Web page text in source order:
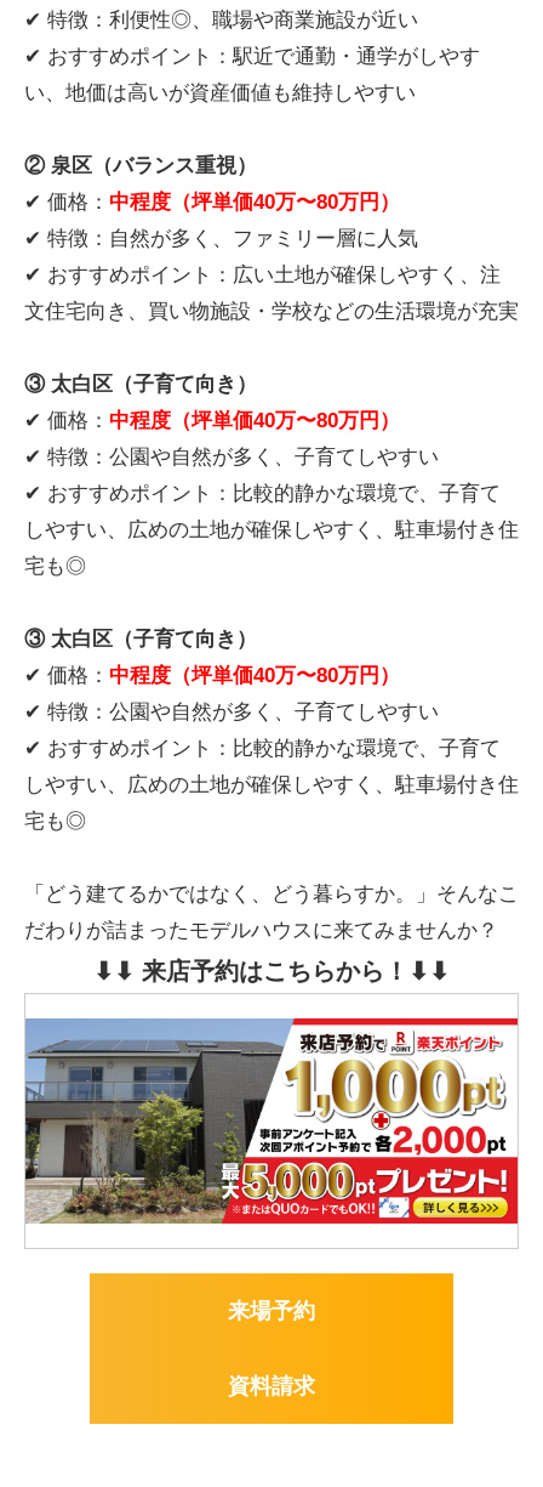
✔ 特徴：利便性◎、職場や商業施設が近い
✔ おすすめポイント：駅近で通勤・通学がしやす
い、地価は高いが資産価値も維持しやすい
② 泉区（バランス重視）
✔ 価格： 中程度（坪単価40万〜80万円）
✔ 特徴：自然が多く、ファミリー層に人気
✔ おすすめポイント：広い土地が確保しやすく、注
文住宅向き、買い物施設・学校などの生活環境が充実
③ 太白区（子育て向き）
✔ 価格： 中程度（坪単価40万〜80万円）
✔ 特徴：公園や自然が多く、子育てしやすい
✔ おすすめポイント：比較的静かな環境で、子育て
しやすい、広めの土地が確保しやすく、駐車場付き住
宅も◎
③ 太白区（子育て向き）
✔ 価格： 中程度（坪単価40万〜80万円）
✔ 特徴：公園や自然が多く、子育てしやすい
✔ おすすめポイント：比較的静かな環境で、子育て
しやすい、広めの土地が確保しやすく、駐車場付き住
宅も◎
「どう建てるかではなく、どう暮らすか。」そんなこ
だわりが詰まったモデルハウスに来てみませんか？
⬇︎⬇︎ 来店予約はこちらから！⬇︎⬇︎
来場予約
資料請求